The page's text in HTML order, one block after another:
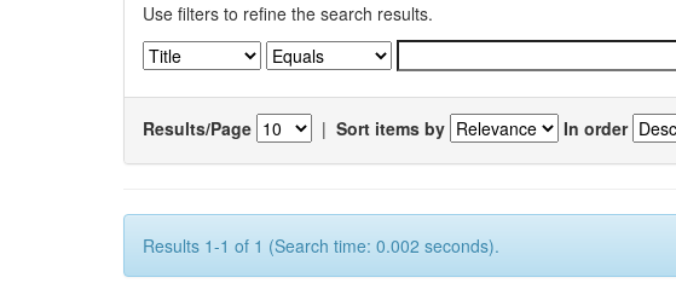
Use filters to refine the search results.
Results/Page | Sort items by In order
Results 1-1 of 1 (Search time: 0.002 seconds).